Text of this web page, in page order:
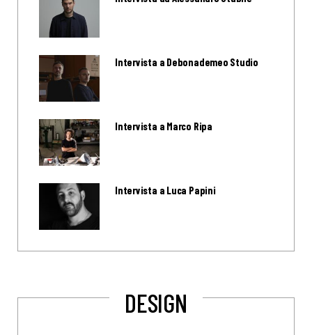
Intervista a Debonademeo Studio
Intervista a Marco Ripa
Intervista a Luca Papini
DESIGN